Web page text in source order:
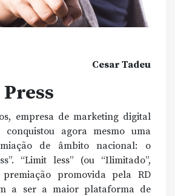
Cesar Tadeu
empresa de marketing digital
conquistou agora mesmo uma
de âmbito nacional: o
“Limit less” (ou “Ilimitado”,
promovida pela RD
a ser a maior plataforma de